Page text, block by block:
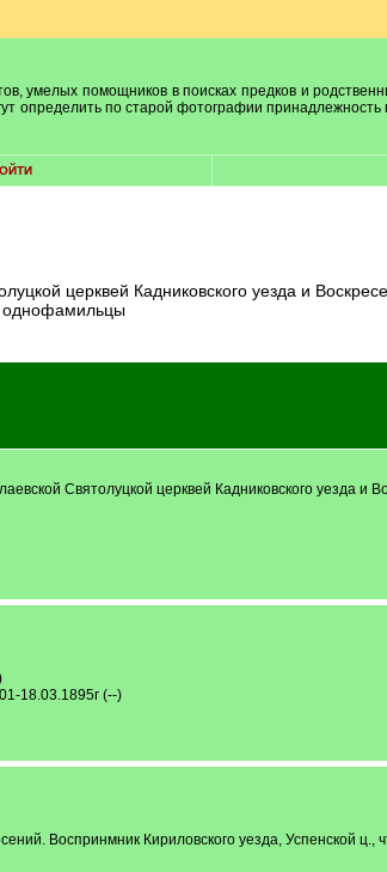
умелых помощников в поисках предков и
определить по старой фотографии принадлежность
однофамильцы
Святолуцкой церквей Кадниковского уезда и
18.03.1895г (--)
Воспринмник Кириловского уезда, Успенской ц.,